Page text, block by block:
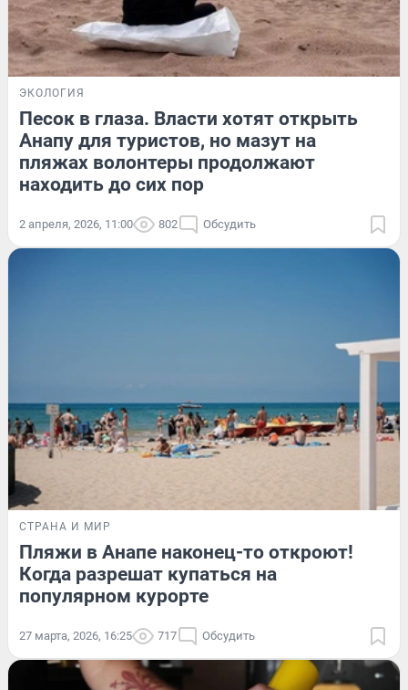
ЭКОЛОГИЯ
Песок в глаза. Власти хотят открыть
Анапу для туристов, но мазут на
пляжах волонтеры продолжают
находить до сих пор
2 апреля, 2026, 11:00 802 Обсудить
СТРАНА И МИР
Пляжи в Анапе наконец-то откроют!
Когда разрешат купаться на
популярном курорте
27 марта, 2026, 16:25 717 Обсудить